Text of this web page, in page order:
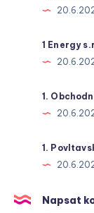
1 Energy
1.
1.
Napsat